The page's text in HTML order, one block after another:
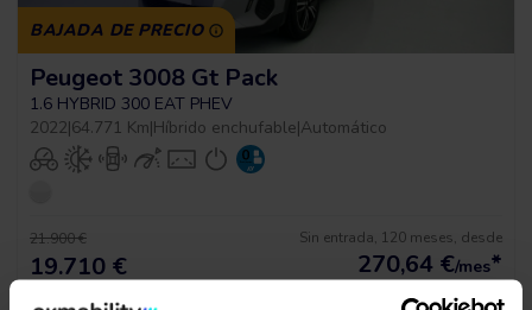
BAJADA DE PRECIO
Peugeot 3008 Gt Pack
1.6 HYBRID 300 EAT PHEV
2022|64.771 Km|Híbrido enchufable|Automático
21.900 €
19.710 €
Sin entrada, 120 meses, desde
270,64 €/mes*
*Ver ejemplo TAE 11,53%